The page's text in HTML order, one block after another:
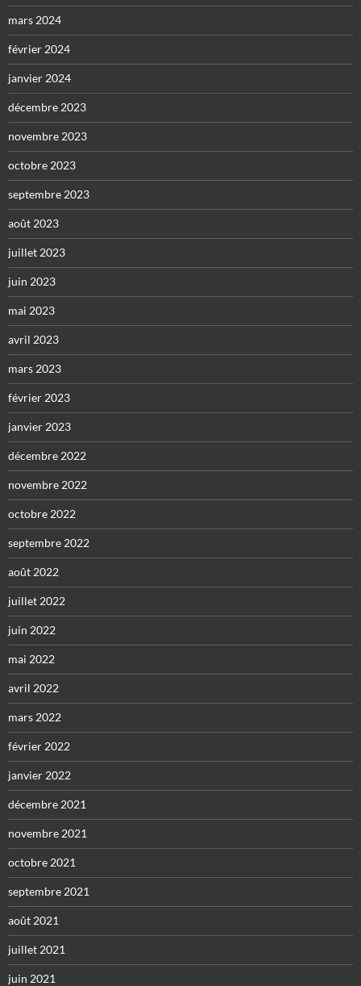
mars 2024
février 2024
janvier 2024
décembre 2023
novembre 2023
octobre 2023
septembre 2023
août 2023
juillet 2023
juin 2023
mai 2023
avril 2023
mars 2023
février 2023
janvier 2023
décembre 2022
novembre 2022
octobre 2022
septembre 2022
août 2022
juillet 2022
juin 2022
mai 2022
avril 2022
mars 2022
février 2022
janvier 2022
décembre 2021
novembre 2021
octobre 2021
septembre 2021
août 2021
juillet 2021
juin 2021